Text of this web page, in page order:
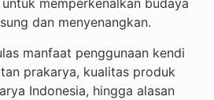
memperkenalkan budaya
dan menyenangkan.
manfaat penggunaan kendi
prakarya, kualitas produk
Indonesia, hingga alasan